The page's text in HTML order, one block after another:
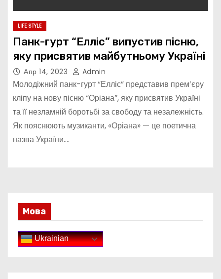
LIFE STYLE
Панк-гурт “Елліс” випустив пісню,
яку присвятив майбутньому Україні
Апр 14, 2023 Admin
Молодіжний панк-гурт “Елліс” представив прем’єру
кліпу на нову пісню “Оріана”, яку присвятив Україні
та її незламній боротьбі за свободу та незалежність.
Як пояснюють музиканти, «Оріана» — це поетична
назва України.…
Мова
Ukrainian